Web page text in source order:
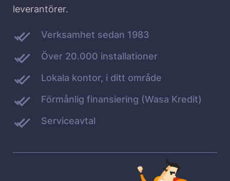
leverantörer.
Verksamhet sedan 1983
Över 20.000 installationer
Lokala kontor, i ditt område
Förmånlig finansiering (Wasa Kredit)
Serviceavtal